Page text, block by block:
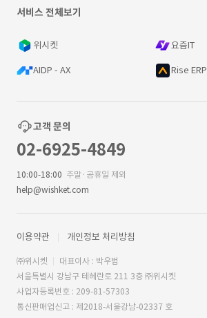
서비스 전체보기
위시켓 요즘IT
AIDP - AX Rise ERP
고객 문의
02-6925-4849
10:00-18:00 주말·공휴일 제외
help@wishket.com
이용약관 개인정보 처리방침
㈜위시켓
대표이사 : 박우범
서울특별시 강남구 테헤란로 211 3층 ㈜위시켓
사업자등록번호 : 209-81-57303
통신판매업신고 : 제2018-서울강남-02337 호